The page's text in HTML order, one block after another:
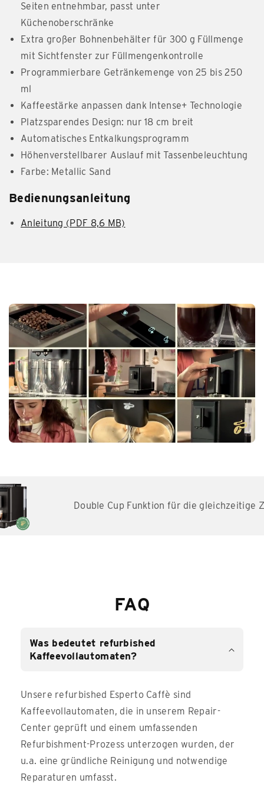
Seiten entnehmbar, passt unter
Küchenoberschränke
Extra großer Bohnenbehälter für 300 g Füllmenge
mit Sichtfenster zur Füllmengenkontrolle
Programmierbare Getränkemenge von 25 bis 250
ml
Kaffeestärke anpassen dank Intense+ Technologie
Platzsparendes Design: nur 18 cm breit
Automatisches Entkalkungsprogramm
Höhenverstellbarer Auslauf mit Tassenbeleuchtung
Farbe: Metallic Sand
Bedienungsanleitung
Anleitung (PDF 8,6 MB)
Double Cup Funktion für die gleichzeitige
FAQ
Was bedeutet refurbished
Kaffeevollautomaten?
Unsere refurbished Esperto Caffè sind
Kaffeevollautomaten, die in unserem Repair-
Center geprüft und einem umfassenden
Refurbishment-Prozess unterzogen wurden, der
u.a. eine gründliche Reinigung und notwendige
Reparaturen umfasst.